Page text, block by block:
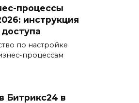
процессы
инструкция
по настройке
процессам
Битрикс24 в